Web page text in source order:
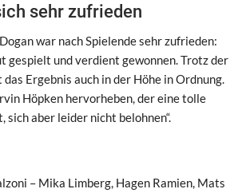
sehr zufrieden
war nach Spielende sehr zufrieden:
gespielt und verdient gewonnen. Trotz der
Ergebnis auch in der Höhe in Ordnung.
Höpken hervorheben, der eine tolle
sich aber leider nicht belohnen“.
– Mika Limberg, Hagen Ramien, Mats